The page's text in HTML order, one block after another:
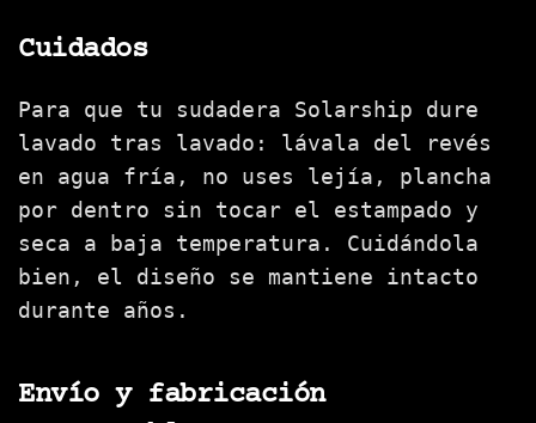
Cuidados
Para que tu sudadera Solarship dure
lavado tras lavado: lávala del revés
en agua fría, no uses lejía, plancha
por dentro sin tocar el estampado y
seca a baja temperatura. Cuidándola
bien, el diseño se mantiene intacto
durante años.
Envío y fabricación